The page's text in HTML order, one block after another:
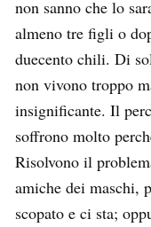
non sanno che lo
almeno tre figli o
duecento chili. Di
non vivono troppo
insignificante. Il
soffrono molto
Risolvono il
amiche dei maschi,
scopato e ci sta;